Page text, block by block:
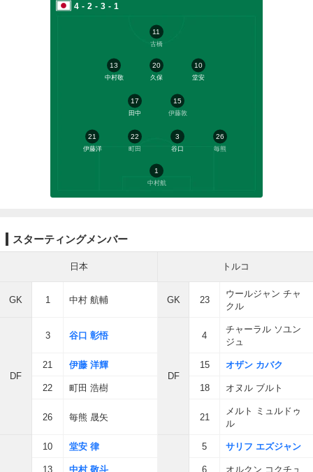
4-2-3-1
1
中村航
3
谷口
22
町田
10
堂安
13
中村敬
20
久保
21
伊藤洋
17
田中
11
古橋
26
毎熊
15
伊藤敦
スターティングメンバー
日本 トルコ
GK 1 中村 航輔 GK 23
ウールジャン チャ
クル
DF
3 谷口 彰悟
DF
4
チャーラル ソユン
ジュ
21 伊藤 洋輝 15 オザン カバク
22 町田 浩樹 18 オヌル ブルト
26 毎熊 晟矢 21
メルト ミュルドゥ
ル
10 堂安 律 5 サリフ エズジャン
13 中村 敬斗 6 オルクン コクチュ